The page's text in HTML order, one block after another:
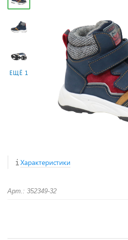
ЕЩЁ 1
Характеристики
Арт.: 352349-32